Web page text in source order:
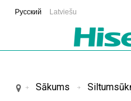
Русский Latviešu
Sākums